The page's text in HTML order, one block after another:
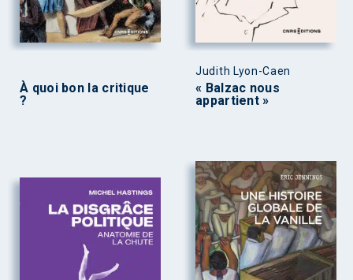
À quoi bon la critique
?
Judith Lyon-Caen
« Balzac nous
appartient »